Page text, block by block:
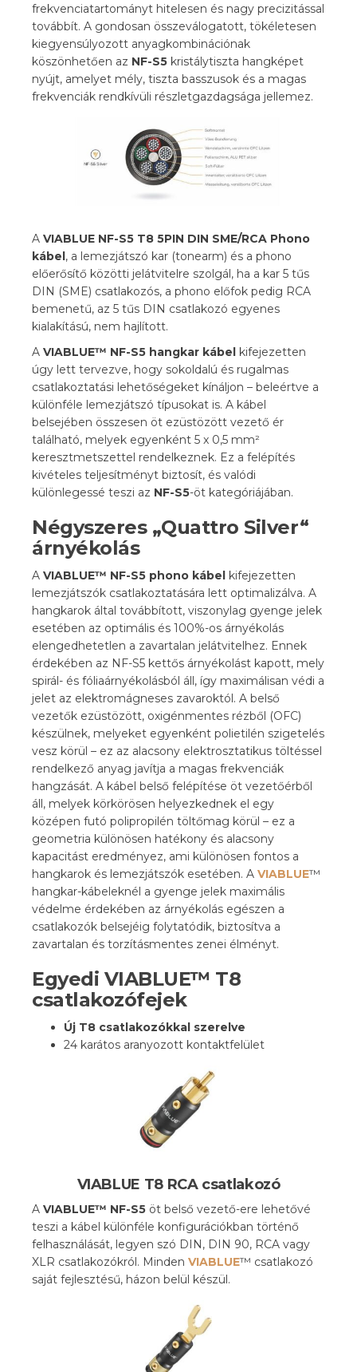
frekvenciatartományt hitelesen és nagy precizitással
továbbít. A gondosan összeválogatott, tökéletesen
kiegyensúlyozott anyagkombinációnak
köszönhetően az NF-S5 kristálytiszta hangképet
nyújt, amelyet mély, tiszta basszusok és a magas
frekvenciák rendkívüli részletgazdagsága jellemez.
A VIABLUE NF-S5 T8 5PIN DIN SME/RCA Phono
kábel, a lemezjátszó kar (tonearm) és a phono
előerősítő közötti jelátvitelre szolgál, ha a kar 5 tűs
DIN (SME) csatlakozós, a phono előfok pedig RCA
bemenetű, az 5 tűs DIN csatlakozó egyenes
kialakítású, nem hajlított.
A VIABLUE™ NF-S5 hangkar kábel kifejezetten
úgy lett tervezve, hogy sokoldalú és rugalmas
csatlakoztatási lehetőségeket kínáljon – beleértve a
különféle lemezjátszó típusokat is. A kábel
belsejében összesen öt ezüstözött vezető ér
található, melyek egyenként 5 x 0,5 mm²
keresztmetszettel rendelkeznek. Ez a felépítés
kivételes teljesítményt biztosít, és valódi
különlegessé teszi az NF-S5-öt kategóriájában.
Négyszeres „Quattro Silver“
árnyékolás
A VIABLUE™ NF-S5 phono kábel kifejezetten
lemezjátszók csatlakoztatására lett optimalizálva. A
hangkarok által továbbított, viszonylag gyenge jelek
esetében az optimális és 100%-os árnyékolás
elengedhetetlen a zavartalan jelátvitelhez. Ennek
érdekében az NF-S5 kettős árnyékolást kapott, mely
spirál- és fóliaárnyékolásból áll, így maximálisan védi a
jelet az elektromágneses zavaroktól. A belső
vezetők ezüstözött, oxigénmentes rézből (OFC)
készülnek, melyeket egyenként polietilén szigetelés
vesz körül – ez az alacsony elektrosztatikus töltéssel
rendelkező anyag javítja a magas frekvenciák
hangzását. A kábel belső felépítése öt vezetőérből
áll, melyek körkörösen helyezkednek el egy
középen futó polipropilén töltőmag körül – ez a
geometria különösen hatékony és alacsony
kapacitást eredményez, ami különösen fontos a
hangkarok és lemezjátszók esetében. A VIABLUE™
hangkar-kábeleknél a gyenge jelek maximális
védelme érdekében az árnyékolás egészen a
csatlakozók belsejéig folytatódik, biztosítva a
zavartalan és torzításmentes zenei élményt.
Egyedi VIABLUE™ T8
csatlakozófejek
Új T8 csatlakozókkal szerelve
24 karátos aranyozott kontaktfelület
VIABLUE T8 RCA csatlakozó
A VIABLUE™ NF-S5 öt belső vezető-ere lehetővé
teszi a kábel különféle konfigurációkban történő
felhasználását, legyen szó DIN, DIN 90, RCA vagy
XLR csatlakozókról. Minden VIABLUE™ csatlakozó
saját fejlesztésű, házon belül készül.